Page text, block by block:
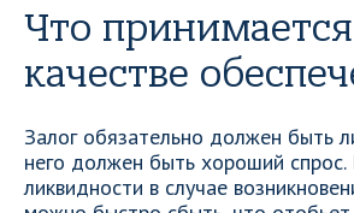
Что
качестве
Залог обязательно должен быть
него должен быть хороший спрос.
ликвидности в случае